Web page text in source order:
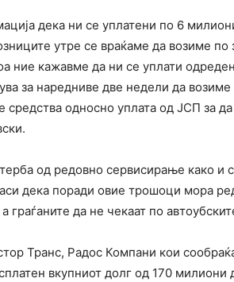
дека ни се уплатени по 6
утре се враќаме да возиме по
ние кажавме да ни се уплати
за наредниве две недели да возиме
средства односно уплата од ЈСП за
од редовно сервисирање како и
дека поради овие трошоци мора
граѓаните да не чекаат по
Транс, Радос Компани кои
вкупниот долг од 170 милиони